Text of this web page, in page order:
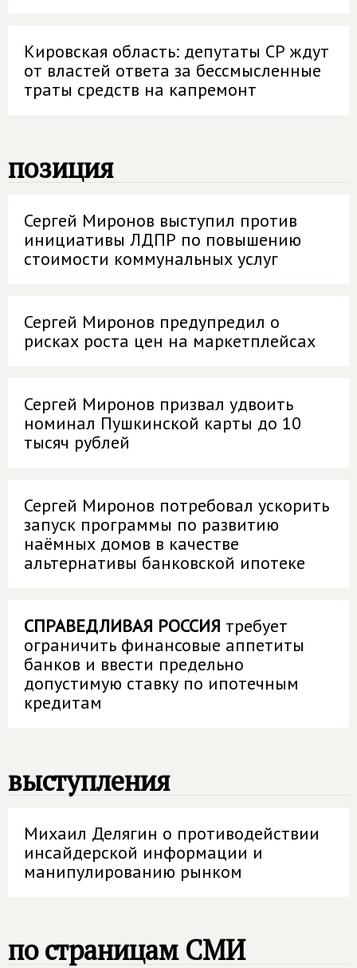
Кировская область: депутаты СР ждут
от властей ответа за бессмысленные
траты средств на капремонт
позиция
Сергей Миронов выступил против
инициативы ЛДПР по повышению
стоимости коммунальных услуг
Сергей Миронов предупредил о
рисках роста цен на маркетплейсах
Сергей Миронов призвал удвоить
номинал Пушкинской карты до 10
тысяч рублей
Сергей Миронов потребовал ускорить
запуск программы по развитию
наёмных домов в качестве
альтернативы банковской ипотеке
СПРАВЕДЛИВАЯ РОССИЯ требует
ограничить финансовые аппетиты
банков и ввести предельно
допустимую ставку по ипотечным
кредитам
выступления
Михаил Делягин о противодействии
инсайдерской информации и
манипулированию рынком
по страницам СМИ